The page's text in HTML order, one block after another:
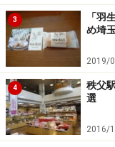
思わず踊りだしたく
ゼリー詰め合わせ
3
「羽
め埼
2019/
4
秩父
選
2016/